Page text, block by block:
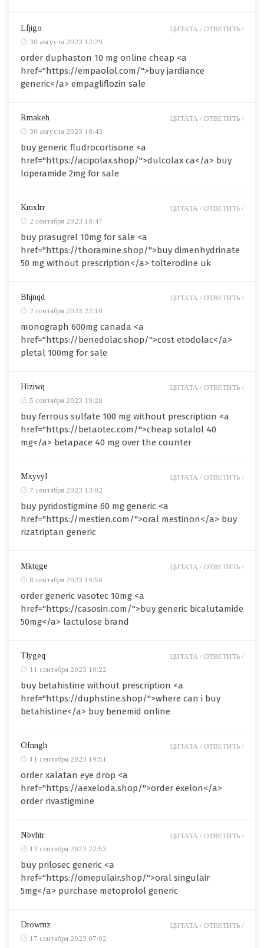
Lfjigo
30 августа 2023 12:29
order duphaston 10 mg online cheap <a
href="https://empaolol.com/">buy jardiance
generic</a> empagliflozin sale
ЦИТАТА / ОТВЕТИТЬ /
Rmakeh
30 августа 2023 18:43
buy generic fludrocortisone <a
href="https://acipolax.shop/">dulcolax ca</a> buy
loperamide 2mg for sale
ЦИТАТА / ОТВЕТИТЬ /
Kmxlrr
2 сентября 2023 18:47
buy prasugrel 10mg for sale <a
href="https://thoramine.shop/">buy dimenhydrinate
50 mg without prescription</a> tolterodine uk
ЦИТАТА / ОТВЕТИТЬ /
Bhjnqd
2 сентября 2023 22:10
monograph 600mg canada <a
href="https://benedolac.shop/">cost etodolac</a>
pletal 100mg for sale
ЦИТАТА / ОТВЕТИТЬ /
Hiziwq
5 сентября 2023 19:28
buy ferrous sulfate 100 mg without prescription <a
href="https://betaotec.com/">cheap sotalol 40
mg</a> betapace 40 mg over the counter
ЦИТАТА / ОТВЕТИТЬ /
Mxyvyl
7 сентября 2023 13:02
buy pyridostigmine 60 mg generic <a
href="https://mestien.com/">oral mestinon</a> buy
rizatriptan generic
ЦИТАТА / ОТВЕТИТЬ /
Mktqge
8 сентября 2023 19:50
order generic vasotec 10mg <a
href="https://casosin.com/">buy generic bicalutamide
50mg</a> lactulose brand
ЦИТАТА / ОТВЕТИТЬ /
Tlygeq
11 сентября 2023 19:22
buy betahistine without prescription <a
href="https://duphstine.shop/">where can i buy
betahistine</a> buy benemid online
ЦИТАТА / ОТВЕТИТЬ /
Ofnngh
11 сентября 2023 19:51
order xalatan eye drop <a
href="https://aexeloda.shop/">order exelon</a>
order rivastigmine
ЦИТАТА / ОТВЕТИТЬ /
Nbvhtr
13 сентября 2023 22:53
buy prilosec generic <a
href="https://omepulair.shop/">oral singulair
5mg</a> purchase metoprolol generic
ЦИТАТА / ОТВЕТИТЬ /
Dtowmz
17 сентября 2023 07:02
ЦИТАТА / ОТВЕТИТЬ /